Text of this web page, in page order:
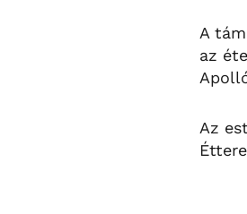
A
az
Az